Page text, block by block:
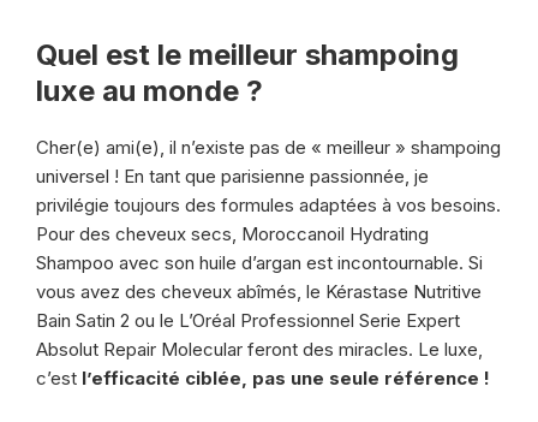
Quel est le meilleur shampoing
luxe au monde ?
Cher(e) ami(e), il n’existe pas de « meilleur » shampoing
universel ! En tant que parisienne passionnée, je
privilégie toujours des formules adaptées à vos besoins.
Pour des cheveux secs, Moroccanoil Hydrating
Shampoo avec son huile d’argan est incontournable. Si
vous avez des cheveux abîmés, le Kérastase Nutritive
Bain Satin 2 ou le L’Oréal Professionnel Serie Expert
Absolut Repair Molecular feront des miracles. Le luxe,
c’est l’efficacité ciblée, pas une seule référence !